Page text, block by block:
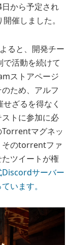
から予定され
催しました。
ると、開発チー
活動を続けて
ストアページ
ため、アルフ
ざるを得なく
トに参加に必
Torrentマグネッ
そのtorrentファ
ツイートが権
Discordサーバー
います。